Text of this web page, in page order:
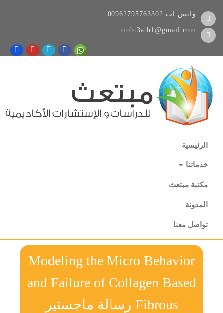
00962795763302 واتس اب
mobt3ath1@gmail.com
الرئيسية
خدماتنا
مكتبة مبتعث
المدونة
تواصل معنا
Modeling the Micro Behavior
and Failure of Collagen Based
Fibrous رسالة ماجستير